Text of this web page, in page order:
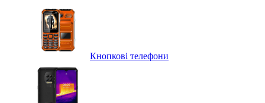
Кнопкові телефони